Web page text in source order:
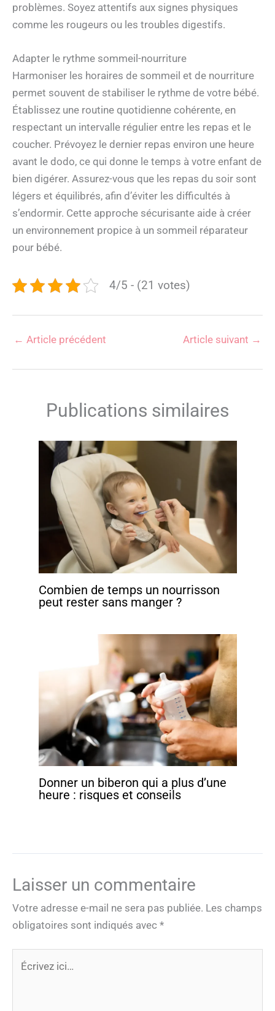
problèmes. Soyez attentifs aux signes physiques
comme les rougeurs ou les troubles digestifs.
Adapter le rythme sommeil-nourriture
Harmoniser les horaires de sommeil et de nourriture
permet souvent de stabiliser le rythme de votre bébé.
Établissez une routine quotidienne cohérente, en
respectant un intervalle régulier entre les repas et le
coucher. Prévoyez le dernier repas environ une heure
avant le dodo, ce qui donne le temps à votre enfant de
bien digérer. Assurez-vous que les repas du soir sont
légers et équilibrés, afin d’éviter les difficultés à
s’endormir. Cette approche sécurisante aide à créer
un environnement propice à un sommeil réparateur
pour bébé.
4/5 - (21 votes)
← Article précédent Article suivant →
Publications similaires
Combien de temps un nourrisson
peut rester sans manger ?
Donner un biberon qui a plus d’une
heure : risques et conseils
Laisser un commentaire
Votre adresse e-mail ne sera pas publiée. Les champs
obligatoires sont indiqués avec *